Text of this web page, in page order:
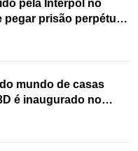
pela Interpol no
pegar prisão perpétua
mundo de casas
é inaugurado no